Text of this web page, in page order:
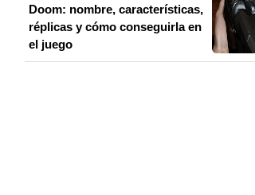
Doom: nombre, características,
réplicas y cómo conseguirla en
el juego